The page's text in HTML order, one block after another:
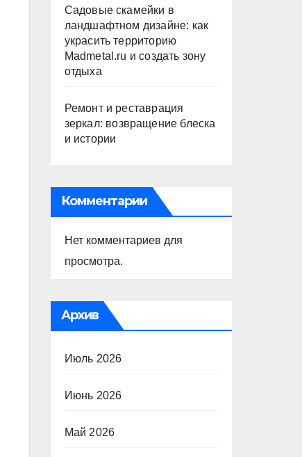
Садовые скамейки в
ландшафтном дизайне: как
украсить территорию
Madmetal.ru и создать зону
отдыха
Ремонт и реставрация
зеркал: возвращение блеска
и истории
Комментарии
Нет комментариев для
просмотра.
Архив
Июль 2026
Июнь 2026
Май 2026